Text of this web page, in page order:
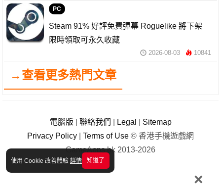
使用 Cookie 改善體驗 詳情 知道了
×
PC
Steam 91% 好評免費彈幕 Roguelike 將下架
限時領取可永久收藏
2026-08-03 10841
→查看更多熱門文章
電腦版 聯絡我們 Legal
Sitemap
Privacy Policy
Terms of Use © 香港手機遊戲網
GameApps.hk 2013-2026